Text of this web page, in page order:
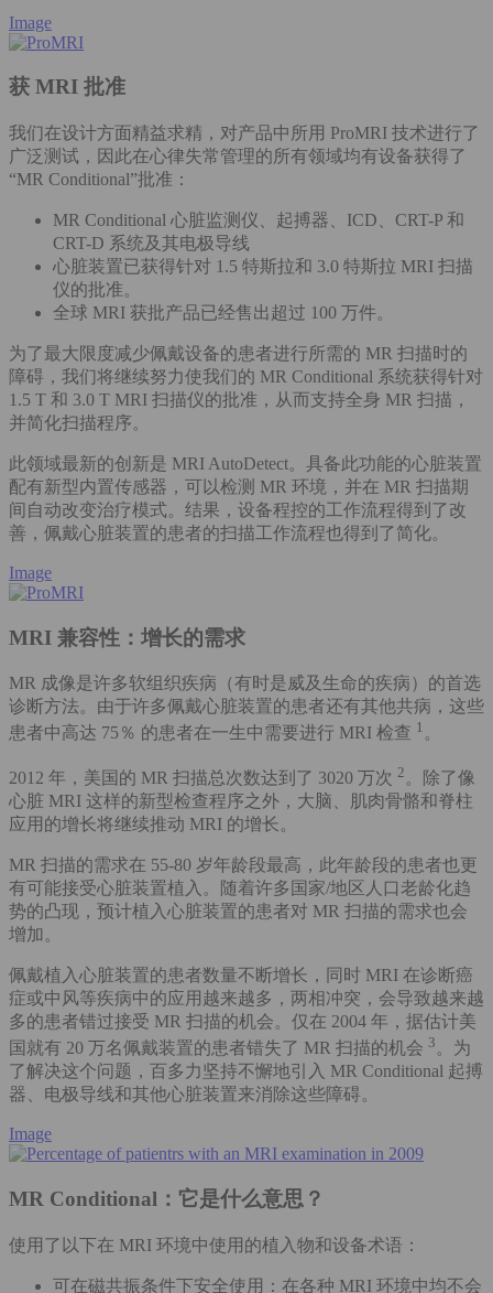
Image
获 MRI 批准
我们在设计方面精益求精，对产品中所用 ProMRI 技术进行了
广泛测试，因此在心律失常管理的所有领域均有设备获得了
“MR Conditional”批准：
MR Conditional 心脏监测仪、起搏器、ICD、CRT-P 和
CRT-D 系统及其电极导线
心脏装置已获得针对 1.5 特斯拉和 3.0 特斯拉 MRI 扫描
仪的批准。
全球 MRI 获批产品已经售出超过 100 万件。
为了最大限度减少佩戴设备的患者进行所需的 MR 扫描时的
障碍，我们将继续努力使我们的 MR Conditional 系统获得针对
1.5 T 和 3.0 T MRI 扫描仪的批准，从而支持全身 MR 扫描，
并简化扫描程序。
此领域最新的创新是 MRI AutoDetect。具备此功能的心脏装置
配有新型内置传感器，可以检测 MR 环境，并在 MR 扫描期
间自动改变治疗模式。结果，设备程控的工作流程得到了改
善，佩戴心脏装置的患者的扫描工作流程也得到了简化。
Image
MRI 兼容性：增长的需求
MR 成像是许多软组织疾病（有时是威及生命的疾病）的首选
诊断方法。由于许多佩戴心脏装置的患者还有其他共病，这些
患者中高达 75％ 的患者在一生中需要进行 MRI 检查 1 。
2012 年，美国的 MR 扫描总次数达到了 3020 万次 2 。除了像
心脏 MRI 这样的新型检查程序之外，大脑、肌肉骨骼和脊柱
应用的增长将继续推动 MRI 的增长。
MR 扫描的需求在 55-80 岁年龄段最高，此年龄段的患者也更
有可能接受心脏装置植入。随着许多国家/地区人口老龄化趋
势的凸现，预计植入心脏装置的患者对 MR 扫描的需求也会
增加。
佩戴植入心脏装置的患者数量不断增长，同时 MRI 在诊断癌
症或中风等疾病中的应用越来越多，两相冲突，会导致越来越
多的患者错过接受 MR 扫描的机会。仅在 2004 年，据估计美
国就有 20 万名佩戴装置的患者错失了 MR 扫描的机会 3。为
了解决这个问题，百多力坚持不懈地引入 MR Conditional 起搏
器、电极导线和其他心脏装置来消除这些障碍。
Image
MR Conditional：它是什么意思？
使用了以下在 MRI 环境中使用的植入物和设备术语：
可在磁共振条件下安全使用：在各种 MRI 环境中均不会